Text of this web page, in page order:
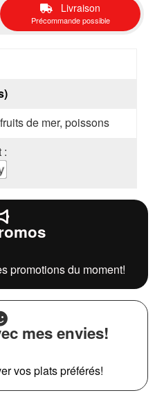
Livraison
Précommande possible
de mer, poissons
:
promotions du moment!
mes envies!
vos plats préférés!